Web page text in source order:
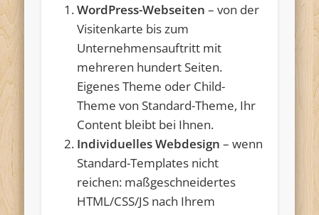
WordPress-Webseiten – von der
Visitenkarte bis zum
Unternehmensauftritt mit
mehreren hundert Seiten.
Eigenes Theme oder Child-
Theme von Standard-Theme, Ihr
Content bleibt bei Ihnen.
Individuelles Webdesign – wenn
Standard-Templates nicht
reichen: maßgeschneidertes
HTML/CSS/JS nach Ihrem